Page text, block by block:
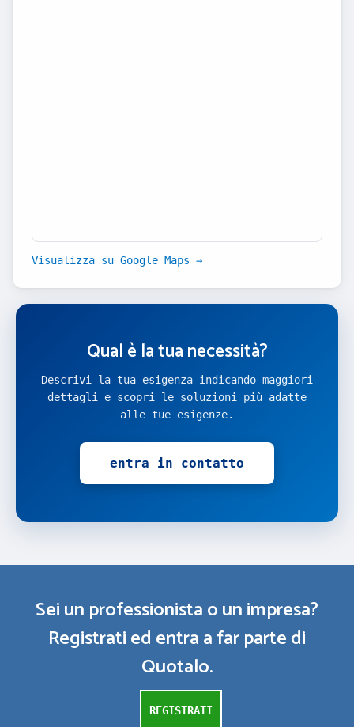
Visualizza su Google Maps →
Qual è la tua necessità?
Descrivi la tua esigenza indicando maggiori
dettagli e scopri le soluzioni più adatte
alle tue esigenze.
entra in contatto
Sei un professionista o un impresa?
Registrati ed entra a far parte di
Quotalo.
REGISTRATI